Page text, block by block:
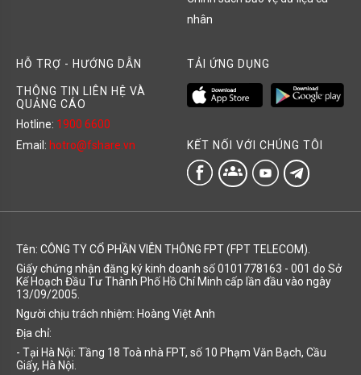
nhân
HỖ TRỢ - HƯỚNG DẪN
THÔNG TIN LIÊN HỆ VÀ
QUẢNG CÁO
Hotline: 1900 6600
Email: hotro@fshare.vn
TẢI ỨNG DỤNG
KẾT NỐI VỚI CHÚNG TÔI
groups
Tên: CÔNG TY CỔ PHẦN VIỄN THÔNG FPT (FPT TELECOM).
Giấy chứng nhận đăng ký kinh doanh số 0101778163 - 001 do Sở
Kế Hoạch Đầu Tư Thành Phố Hồ Chí Minh cấp lần đầu vào ngày
13/09/2005.
Người chịu trách nhiệm: Hoàng Việt Anh
Địa chỉ:
- Tại Hà Nội: Tầng 18 Toà nhà FPT, số 10 Phạm Văn Bạch, Cầu
Giấy, Hà Nội.